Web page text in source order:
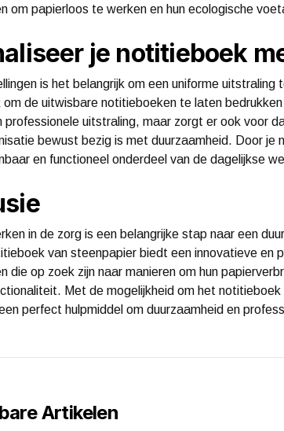
om papierloos te werken en hun ecologische
je notitieboek
is het belangrijk om een uniforme uitstraling
om de uitwisbare notitieboeken te laten
professionele uitstraling, maar zorgt er ook voor
bewust bezig is met duurzaamheid. Door je
en functioneel onderdeel van de dagelijkse
in de zorg is een belangrijke stap naar een
van steenpapier biedt een innovatieve en
die op zoek zijn naar manieren om hun
Met de mogelijkheid om het
perfect hulpmiddel om duurzaamheid en
Artikelen